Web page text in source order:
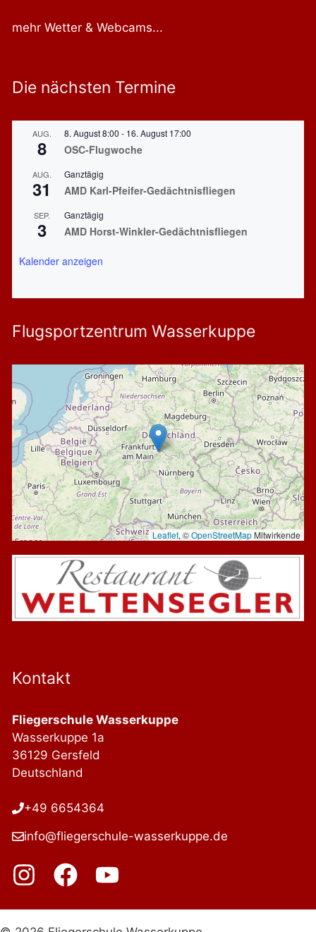
mehr Wetter & Webcams...
Die nächsten Termine
AUG.
8
8. August 8:00 - 16. August 17:00
OSC-Flugwoche
AUG.
31
Ganztägig
AMD Karl-Pfeifer-Gedächtnisfliegen
SEP.
3
Ganztägig
AMD Horst-Winkler-Gedächtnisfliegen
Kalender anzeigen
Flugsportzentrum Wasserkuppe
Leaflet, ©OpenStreetMapMitwirkende
Kontakt
Fliegerschule Wasserkuppe
Wasserkuppe 1a
36129 Gersfeld
Deutschland
+49 6654364
info@fliegerschule-wasserkuppe.de